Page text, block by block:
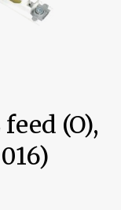
(O),